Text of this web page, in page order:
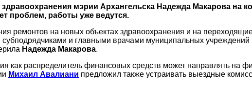
мэрии Архангельска Надежда Макарова на
проблем, работы уже ведутся.
ремонтов на новых объектах здравоохранения и на
и главными врачами муниципальных
Надежда Макарова.
как распределитель финансовых средств может направлять на
Михаил Авалиани предложил также устраивать выездные